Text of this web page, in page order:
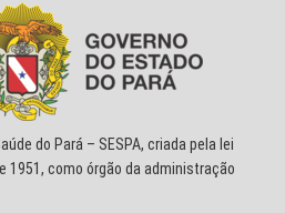
do Pará – SESPA, criada pela lei
1951, como órgão da administração